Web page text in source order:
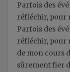
Parfois des
réfléchir, pour
Parfois des
réfléchir, pour
de mon cours
sûrement fier